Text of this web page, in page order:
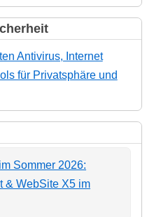
Antivirus, Internet
für Privatsphäre und
Sommer 2026:
& WebSite X5 im